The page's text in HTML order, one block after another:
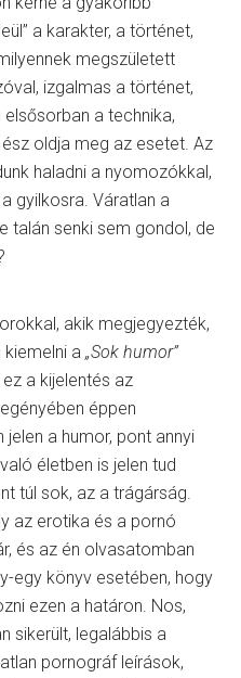
a karakter, a történet,
megszületett
izgalmas a történet,
a technika,
oldja meg az esetet. Az
haladni a nyomozókkal,
gyilkosra. Váratlan a
talán senki sem gondol, de
akik megjegyezték,
a „Sok humor”
a kijelentés az
éppen
a humor, pont annyi
életben is jelen tud
túl sok, az a trágárság.
az erotika és a pornó
és az én olvasatomban
egy könyv esetében, hogy
ezen a határon. Nos,
sikerült, legalábbis a
pornográf leírások,